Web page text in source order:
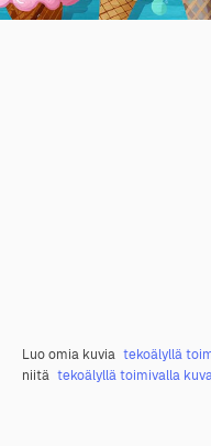
Luo omia kuvia tekoälyllä
niitä tekoälyllä toimivalla